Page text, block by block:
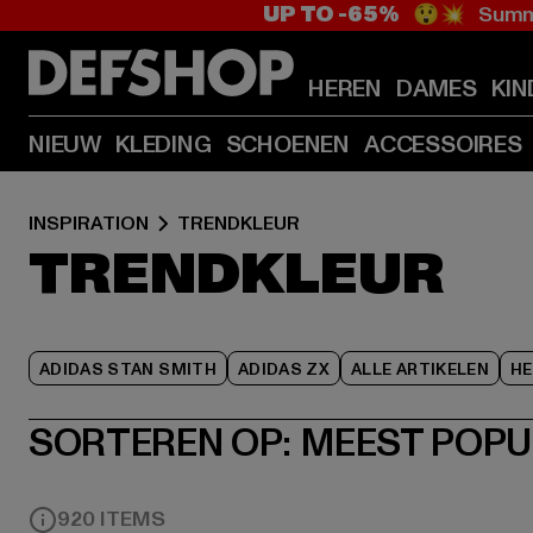
UP TO -65% 😲💥
HEREN DAMES
NIEUW KLEDING SCHOENEN ACCESSOIRES
INSPIRATION TRENDKLEUR
TRENDKLEUR
ADIDAS STAN SMITH ADIDAS ZX ALLE ARTIKELEN
SORTEREN OP: MEEST
920 ITEMS